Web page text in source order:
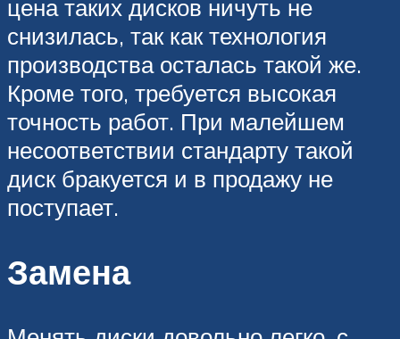
цена таких дисков ничуть не
снизилась, так как технология
производства осталась такой же.
Кроме того, требуется высокая
точность работ. При малейшем
несоответствии стандарту такой
диск бракуется и в продажу не
поступает.
Замена